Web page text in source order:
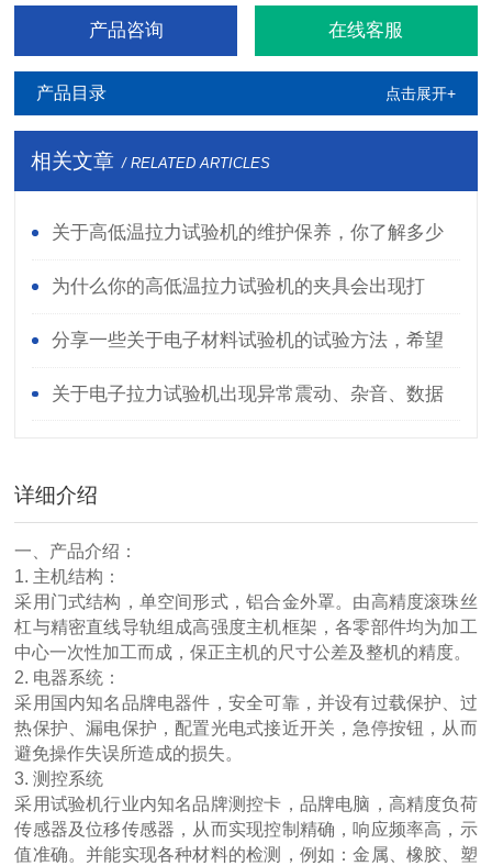
产品咨询 在线客服
产品目录 点击展开+
相关文章 / RELATED ARTICLES
关于高低温拉力试验机的维护保养，你了解多少
呢?为什么你的高低温拉力试验机的夹具会出现打
滑？分享一些关于电子材料试验机的试验方法，希望
对您有所帮助
关于电子拉力试验机出现异常震动、杂音、数据
详细介绍
一、产品介绍：
1. 主机结构：
采用门式结构，单空间形式，铝合金外罩。由高精度滚珠丝
杠与精密直线导轨组成高强度主机框架，各零部件均为加工
中心一次性加工而成，保正主机的尺寸公差及整机的精度。
2. 电器系统：
采用国内知名品牌电器件，安全可靠，并设有过载保护、过
热保护、漏电保护，配置光电式接近开关，急停按钮，从而
避免操作失误所造成的损失。
3. 测控系统
采用试验机行业内知名品牌测控卡，品牌电脑，高精度负荷
传感器及位移传感器，从而实现控制精确，响应频率高，示
值准确。并能实现各种材料的检测，例如：金属、橡胶、塑